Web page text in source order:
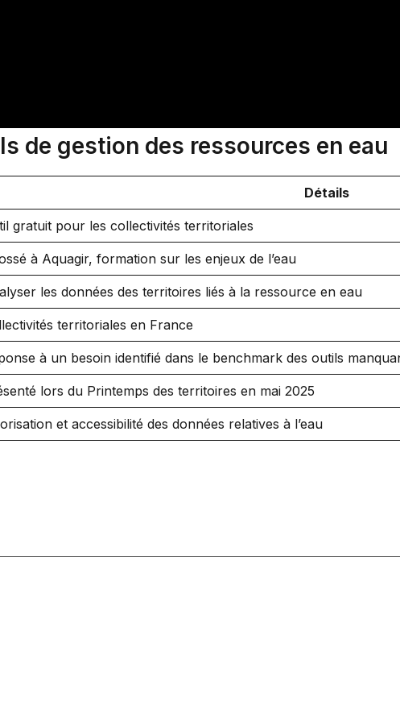
de gestion des ressources en eau
Détails
gratuit pour les collectivités territoriales
à Aquagir, formation sur les enjeux de l’eau
les données des territoires liés à la ressource en eau
territoriales en France
à un besoin identifié dans le benchmark des outils
lors du Printemps des territoires en mai 2025
et accessibilité des données relatives à l’eau